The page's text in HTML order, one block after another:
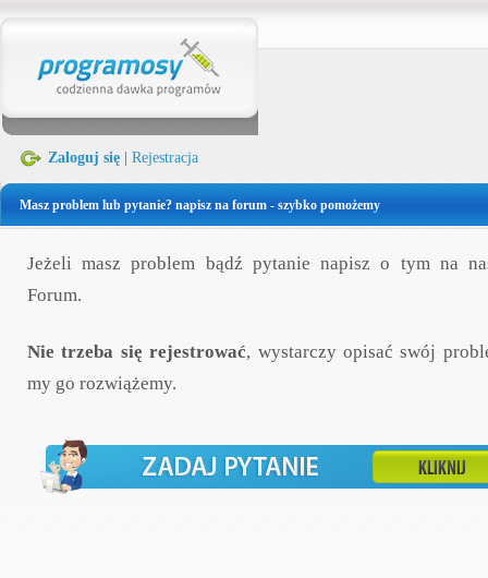
Zaloguj się Rejestracja
Masz problem lub pytanie? napisz na forum - szybko pomożemy
Jeżeli masz problem bądź pytanie napisz o tym na
Forum.
Nie trzeba się rejestrować, wystarczy opisać swój
my go rozwiążemy.